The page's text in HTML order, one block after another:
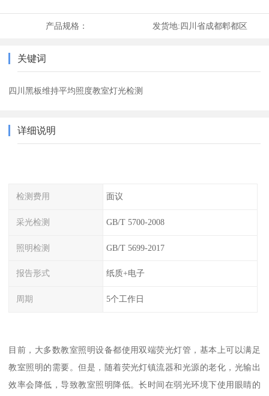
产品规格： 发货地:四川省成都郫都区
关键词
四川黑板维持平均照度教室灯光检测
详细说明
检测费用 面议
采光检测 GB/T 5700-2008
照明检测 GB/T 5699-2017
报告形式 纸质+电子
周期 5个工作日
目前，大多数教室照明设备都使用双端荧光灯管，基本上可以满足
教室照明的需要。但是，随着荧光灯镇流器和光源的老化，光输出
效率会降低，导致教室照明降低。长时间在弱光环境下使用眼睛的